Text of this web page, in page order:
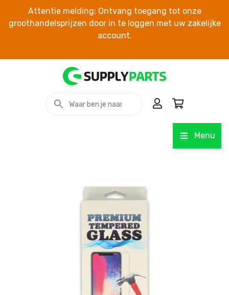
Attentie melding: Ontvang toegang tot onze
groothandelsprijzen door in te loggen met uw zakelijke
account.
Menu